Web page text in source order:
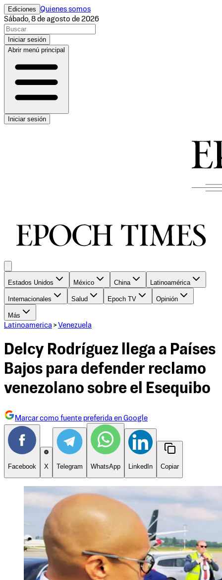
Ediciones Quienes somos
Sábado, 8 de agosto de 2026
Iniciar sesión
Abrir menú principal
Iniciar sesión
Estados Unidos México China Latinoamérica
Internacionales Salud Epoch TV Opinión
Más
Latinoamerica > Venezuela
Delcy Rodríguez llega a Países
Bajos para defender reclamo
venezolano sobre el Esequibo
Marcar como fuente preferida en Google
Facebook X Telegram WhatsApp LinkedIn Copiar